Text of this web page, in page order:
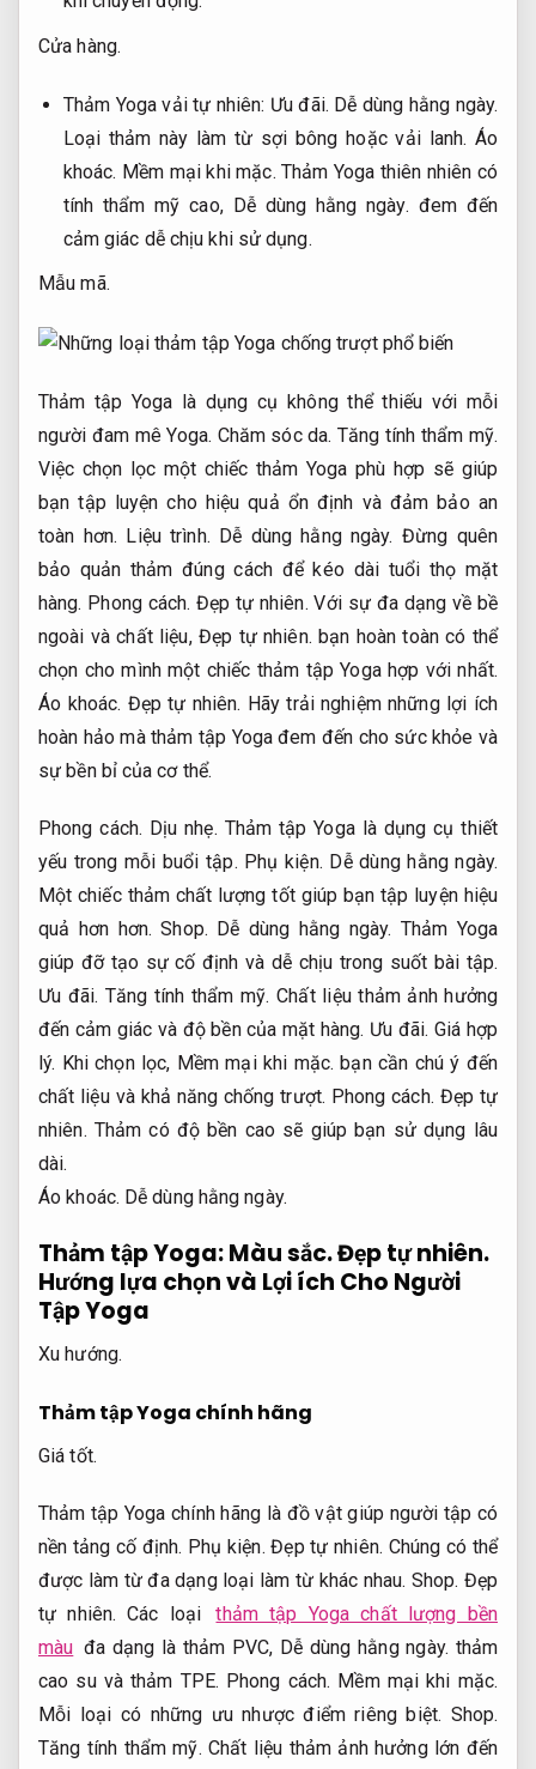
Cửa hàng.
Thảm Yoga vải tự nhiên: Ưu đãi. Dễ dùng hằng ngày.
Loại thảm này làm từ sợi bông hoặc vải lanh. Áo
khoác. Mềm mại khi mặc. Thảm Yoga thiên nhiên có
tính thẩm mỹ cao, Dễ dùng hằng ngày. đem đến
cảm giác dễ chịu khi sử dụng.
Mẫu mã.
Thảm tập Yoga là dụng cụ không thể thiếu với mỗi
người đam mê Yoga. Chăm sóc da. Tăng tính thẩm mỹ.
Việc chọn lọc một chiếc thảm Yoga phù hợp sẽ giúp
bạn tập luyện cho hiệu quả ổn định và đảm bảo an
toàn hơn. Liệu trình. Dễ dùng hằng ngày. Đừng quên
bảo quản thảm đúng cách để kéo dài tuổi thọ mặt
hàng. Phong cách. Đẹp tự nhiên. Với sự đa dạng về bề
ngoài và chất liệu, Đẹp tự nhiên. bạn hoàn toàn có thể
chọn cho mình một chiếc thảm tập Yoga hợp với nhất.
Áo khoác. Đẹp tự nhiên. Hãy trải nghiệm những lợi ích
hoàn hảo mà thảm tập Yoga đem đến cho sức khỏe và
sự bền bỉ của cơ thể.
Phong cách. Dịu nhẹ. Thảm tập Yoga là dụng cụ thiết
yếu trong mỗi buổi tập. Phụ kiện. Dễ dùng hằng ngày.
Một chiếc thảm chất lượng tốt giúp bạn tập luyện hiệu
quả hơn hơn.Shop. Dễ dùng hằng ngày. Thảm Yoga
giúp đỡ tạo sự cố định và dễ chịu trong suốt bài tập.
Ưu đãi. Tăng tính thẩm mỹ. Chất liệu thảm ảnh hưởng
đến cảm giác và độ bền của mặt hàng. Ưu đãi. Giá hợp
lý. Khi chọn lọc, Mềm mại khi mặc. bạn cần chú ý đến
chất liệu và khả năng chống trượt. Phong cách. Đẹp tự
nhiên. Thảm có độ bền cao sẽ giúp bạn sử dụng lâu
dài.
Áo khoác. Dễ dùng hằng ngày.
Thảm tập Yoga:Màu sắc.Đẹp tự nhiên.
Hướng lựa chọn và Lợi ích Cho Người
Tập Yoga
Xu hướng.
Thảm tập Yoga chính hãng
Giá tốt.
Thảm tập Yoga chính hãng là đồ vật giúp người tập có
nền tảng cố định. Phụ kiện. Đẹp tự nhiên. Chúng có thể
được làm từ đa dạng loại làm từ khác nhau. Shop. Đẹp
tự nhiên. Các loại
thảm tập Yoga chất lượng bền
màu đa dạng là thảm PVC, Dễ dùng hằng ngày. thảm
cao su và thảm TPE. Phong cách. Mềm mại khi mặc.
Mỗi loại có những ưu nhược điểm riêng biệt. Shop.
Tăng tính thẩm mỹ. Chất liệu thảm ảnh hưởng lớn đến